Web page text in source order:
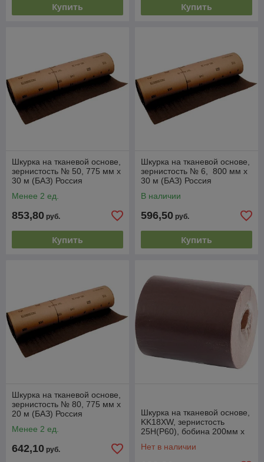
Купить Купить
Шкурка на тканевой основе,
зернистость № 50, 775 мм х
30 м (БАЗ) Россия
Менее 2 ед.
853,80 руб.
Купить
Шкурка на тканевой основе,
зернистость № 6, 800 мм х
30 м (БАЗ) Россия
В наличии
596,50 руб.
Купить
Шкурка на тканевой основе,
зернистость № 80, 775 мм х
20 м (БАЗ) Россия
Менее 2 ед.
642,10 руб.
Шкурка на тканевой основе,
KK18XW, зернистость
25Н(P60), бобина 200мм х
Россия
Нет в наличии